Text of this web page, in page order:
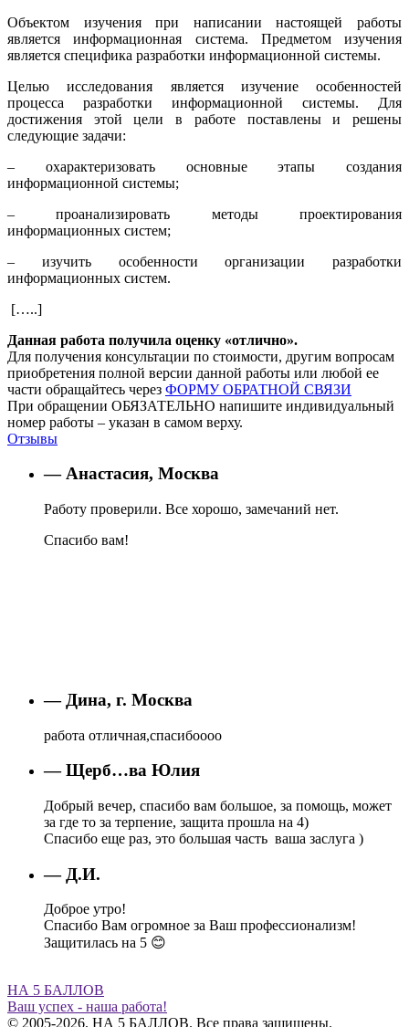
Объектом изучения при написании настоящей работы
является информационная система. Предметом изучения
является специфика разработки информационной системы.
Целью исследования является изучение особенностей
процесса разработки информационной системы. Для
достижения этой цели в работе поставлены и решены
следующие задачи:
– охарактеризовать основные этапы создания
информационной системы;
– проанализировать методы проектирования
информационных систем;
– изучить особенности организации разработки
информационных систем.
[…..]
Данная работа получила оценку «отлично».
Для получения консультации по стоимости, другим вопросам
приобретения полной версии данной работы или любой ее
части обращайтесь через ФОРМУ ОБРАТНОЙ СВЯЗИ
При обращении ОБЯЗАТЕЛЬНО напишите индивидуальный
номер работы – указан в самом верху.
Отзывы
— Анастасия, Москва
Работу проверили. Все хорошо, замечаний нет.
Спасибо вам!
— Дина, г. Москва
работа отличная,спасибоооо
— Щерб…ва Юлия
Добрый вечер, спасибо вам большое, за помощь, может
за где то за терпение, защита прошла на 4)
Спасибо еще раз, это большая часть ваша заслуга )
— Д.И.
Доброе утро!
Спасибо Вам огромное за Ваш профессионализм!
Защитилась на 5 😊
НА 5 БАЛЛОВ
Ваш успех - наша работа!
© 2005-2026. НА 5 БАЛЛОВ. Все права защищены.